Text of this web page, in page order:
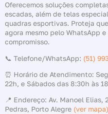
Oferecemos soluções
escadas, além de telas
quadras esportivas. Proteja
agora mesmo pelo WhatsApp
compromisso.
📞 Telefone/WhatsApp: (51)
⏰ Horário de Atendimento:
22h, e Sábados das 8:30h às
📍 Endereço: Av. Manoel Elias,
Pedras, Porto Alegre (ver mapa)